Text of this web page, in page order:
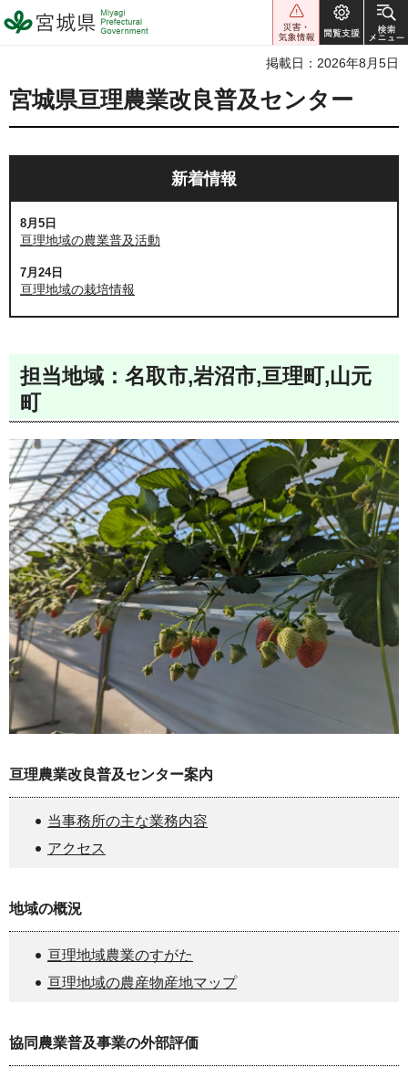
宮城県 Miyagi Prefectural
Government
掲載日：2026年8月5日
宮城県亘理農業改良普及センター
新着情報
8月5日
亘理地域の農業普及活動
7月24日
亘理地域の栽培情報
担当地域：名取市,岩沼市,亘理町,山元
町
亘理農業改良普及センター案内
当事務所の主な業務内容
アクセス
地域の概況
亘理地域農業のすがた
亘理地域の農産物産地マップ
協同農業普及事業の外部評価